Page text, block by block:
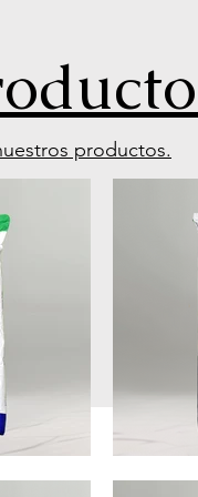
productos.